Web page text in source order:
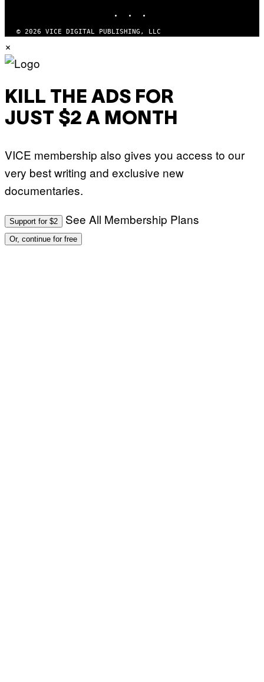
© 2026 VICE DIGITAL PUBLISHING, LLC
×
KILL THE ADS FOR
JUST $2 A MONTH
VICE membership also gives you access to our
very best writing and exclusive new
documentaries.
Support for $2 See All Membership Plans
Or, continue for free